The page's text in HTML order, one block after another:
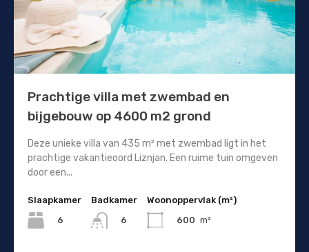
Prachtige villa met zwembad en
bijgebouw op 4600 m2 grond
Deze unieke villa van 435 m² met zwembad ligt in het
prachtige vakantieoord Liznjan. Een ruime tuin omgeven
door een...
Slaapkamer
6
Badkamer
6
Woonoppervlak (m²)
600 m²